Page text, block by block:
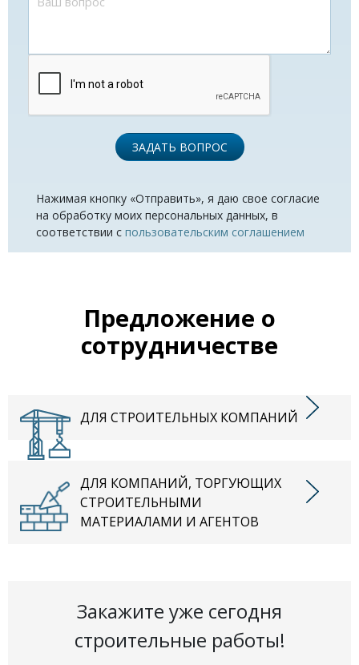
ЗАДАТЬ ВОПРОС
Нажимая кнопку «Отправить», я даю свое согласие
на обработку моих персональных данных, в
соответствии с пользовательским соглашением
Предложение о
сотрудничестве
ДЛЯ СТРОИТЕЛЬНЫХ КОМПАНИЙ
ДЛЯ КОМПАНИЙ, ТОРГУЮЩИХ
СТРОИТЕЛЬНЫМИ
МАТЕРИАЛАМИ И АГЕНТОВ
Закажите уже сегодня
строительные работы!